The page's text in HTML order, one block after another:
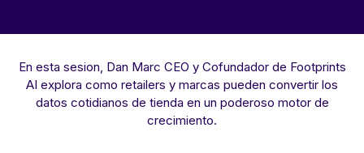
En esta sesion, Dan Marc CEO y Cofundador de Footprints
AI explora como retailers y marcas pueden convertir los
datos cotidianos de tienda en un poderoso motor de
crecimiento.